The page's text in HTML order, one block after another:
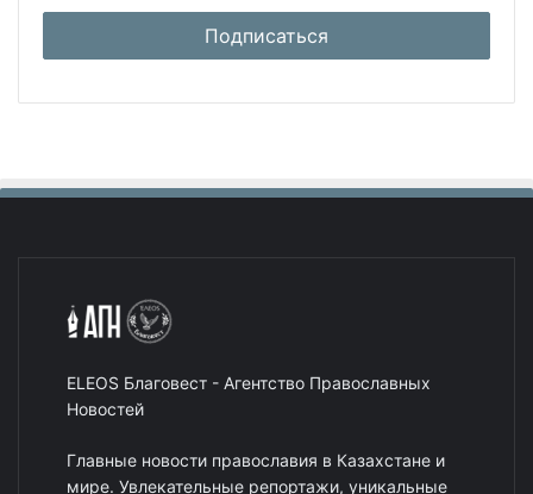
ELEOS Благовест - Агентство Православных
Новостей
Главные новости православия в Казахстане и
мире. Увлекательные репортажи, уникальные